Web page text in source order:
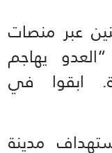
عبر منصات
يهاجم
ابقوا في
مدينة